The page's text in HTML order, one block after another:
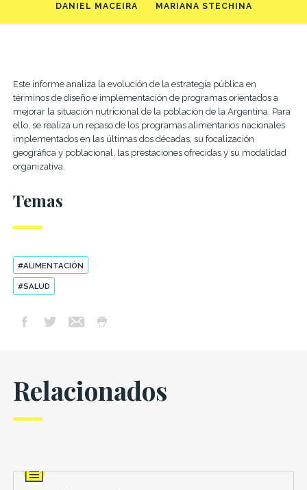
DANIEL MACEIRA MARIANA STECHINA
Este informe analiza la evolución de la estrategia pública en
términos de diseño e implementación de programas orientados a
mejorar la situación nutricional de la población de la Argentina. Para
ello, se realiza un repaso de los programas alimentarios nacionales
implementados en las últimas dos décadas, su focalización
geográfica y poblacional, las prestaciones ofrecidas y su modalidad
organizativa.
Temas
#ALIMENTACIÓN
#SALUD
Relacionados